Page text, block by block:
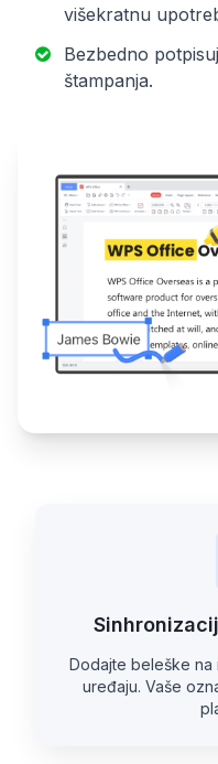
višekratnu
Bezbedno
štampanja.
Dodajte beleške na
uređaju. Vaše